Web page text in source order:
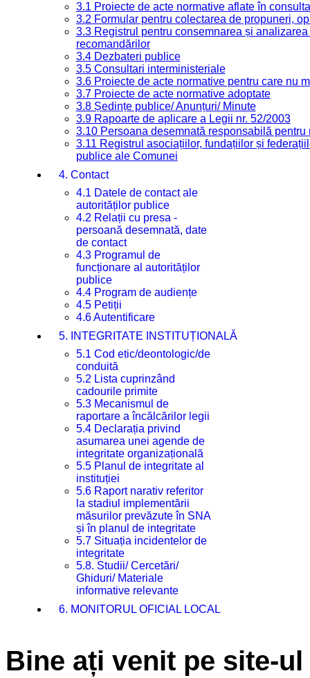
3.1 Proiecte de acte normative aflate în
3.2 Formular pentru colectarea de propuneri,
3.3 Registrul pentru consemnarea și
recomandărilor
3.4 Dezbateri publice
3.5 Consultari interministeriale
3.6 Proiecte de acte normative pentru care nu
3.7 Proiecte de acte normative adoptate
3.8 Ședințe publice/ Anunțuri/ Minute
3.9 Rapoarte de aplicare a Legii nr. 52/2003
3.10 Persoana desemnată responsabilă
3.11 Registrul asociațiilor, fundațiilor și
publice ale Comunei
4. Contact
4.1 Datele de contact ale
autorităților publice
4.2 Relații cu presa -
persoană desemnată, date
de contact
4.3 Programul de
funcționare al autorităților
publice
4.4 Program de audiențe
4.5 Petiții
4.6 Autentificare
5. INTEGRITATE INSTITUȚIONALĂ
5.1 Cod etic/deontologic/de
conduită
5.2 Lista cuprinzând
cadourile primite
5.3 Mecanismul de
raportare a încălcărilor legii
5.4 Declarația privind
asumarea unei agende de
integritate organizațională
5.5 Planul de integritate al
instituției
5.6 Raport narativ referitor
la stadiul implementării
măsurilor prevăzute în SNA
și în planul de integritate
5.7 Situația incidentelor de
integritate
5.8. Studii/ Cercetări/
Ghiduri/ Materiale
informative relevante
6. MONITORUL OFICIAL LOCAL
Bine ați venit pe site-ul